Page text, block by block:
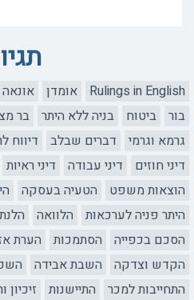
Rulings in English אומדן אונאה
בור
ביטוח בניה ללא היתר בר
גרמא וגרמי
דברים שבלב דיווח
דיני חוזים
דיני עבודה דיני ראיות
הוצאות משפט
הטעיה בעסקה
היתר פניה לערכאות
הלוואה
הסכם בכפייה
הסתמכות הערת
הקדש וצדקה
השבת אבידה
התחייבות למכר
התיישנות זיכיון